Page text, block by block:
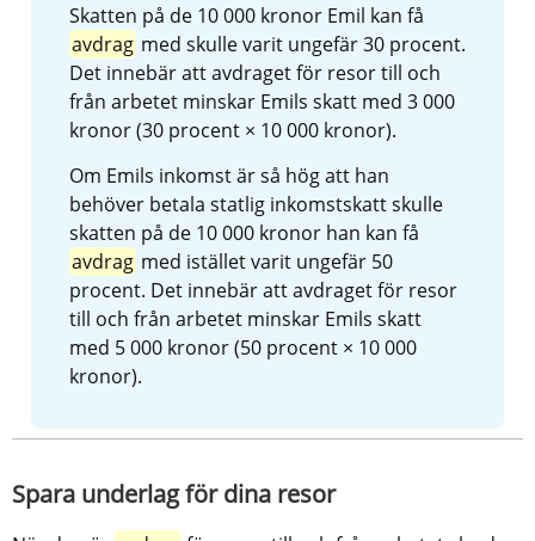
Skatten på de 10 000 kronor Emil kan få
avdrag med skulle varit ungefär 30 procent.
Det innebär att avdraget för resor till och
från arbetet minskar Emils skatt med 3 000
kronor (30 procent × 10 000 kronor).
Om Emils inkomst är så hög att han
behöver betala statlig inkomstskatt skulle
skatten på de 10 000 kronor han kan få
avdrag med istället varit ungefär 50
procent. Det innebär att avdraget för resor
till och från arbetet minskar Emils skatt
med 5 000 kronor (50 procent × 10 000
kronor).
Spara underlag för dina resor